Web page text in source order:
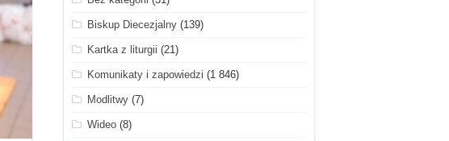
Biskup Diecezjalny(139)
Kartka z liturgii (21)
Komunikaty i zapowiedzi (1 846)
Modlitwy(7)
Wideo(8)